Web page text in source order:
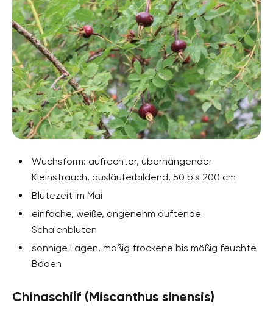
Wuchsform: aufrechter, überhängender
Kleinstrauch, ausläuferbildend, 50 bis 200 cm
Blütezeit im Mai
einfache, weiße, angenehm duftende
Schalenblüten
sonnige Lagen, mäßig trockene bis mäßig feuchte
Böden
Chinaschilf (Miscanthus sinensis)